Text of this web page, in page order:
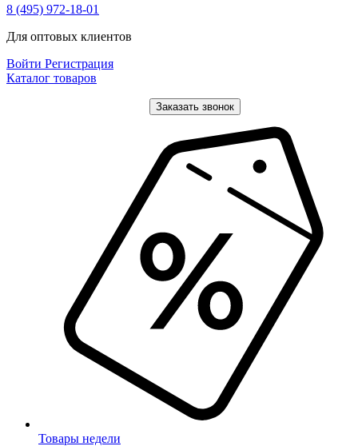
8 (495) 972-18-01
Для оптовых клиентов
Войти Регистрация
Каталог товаров
Заказать звонок
Товары недели